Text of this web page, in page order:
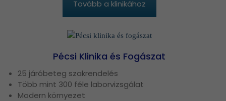
Tovább a klinikához
Pécsi Klinika és Fogászat
25 járóbeteg szakrendelés
Több mint 300 féle laborvizsgálat
Modern környezet